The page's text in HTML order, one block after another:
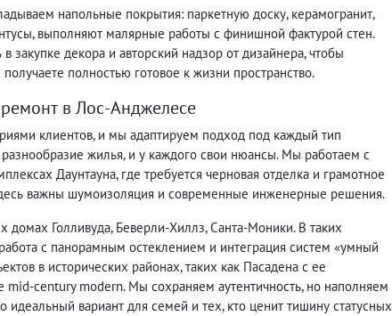
напольные покрытия: паркетную доску, керамогранит,
выполняют малярные работы с финишной фактурой стен.
закупке декора и авторский надзор от дизайнера, чтобы
получаете полностью готовое к жизни пространство.
в Лос-Анджелесе
клиентов, и мы адаптируем подход под каждый тип
жилья, и у каждого свои нюансы. Мы работаем с
Даунтауна, где требуется черновая отделка и грамотное
важны шумоизоляция и современные инженерные решения.
Голливуда, Беверли-Хиллз, Санта-Моники. В таких
с панорамным остеклением и интеграция систем «умный
в исторических районах, таких как Пасадена с ее
century modern. Мы сохраняем аутентичность, но наполняем
вариант для семей и тех, кто ценит тишину статусных